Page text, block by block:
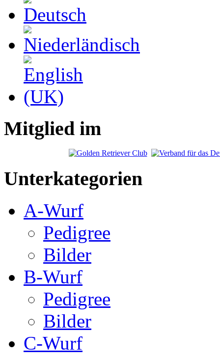
Mitglied im
Unterkategorien
A-Wurf
Pedigree
Bilder
B-Wurf
Pedigree
Bilder
C-Wurf